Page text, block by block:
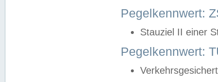
Pegelkennwert:
Stauziel II einer
Pegelkennwert: